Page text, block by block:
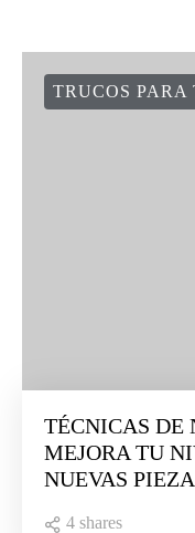
TRUCOS PARA
TÉCNICAS DE
MEJORA TU
NUEVAS
4 shares